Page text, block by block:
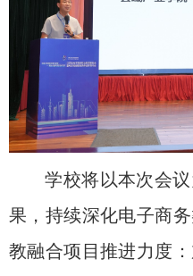
学校将以本次会
果，持续深化电子商
教融合项目推进力度